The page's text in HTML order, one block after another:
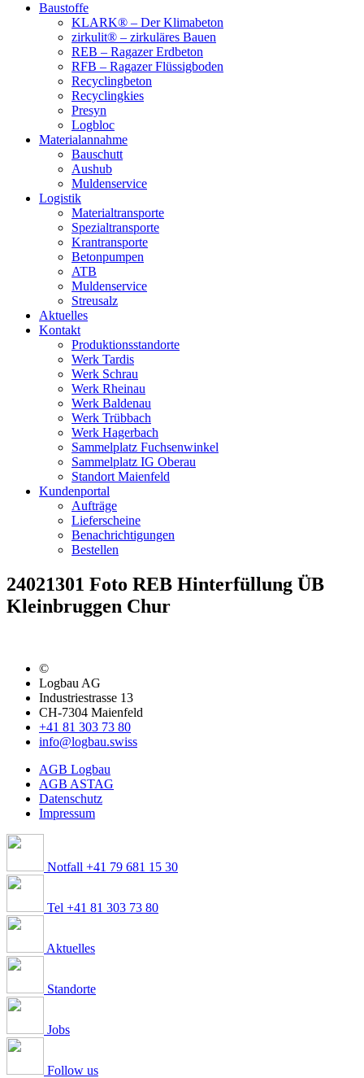
Baustoffe
KLARK® – Der Klimabeton
zirkulit® – zirkuläres Bauen
REB – Ragazer Erdbeton
RFB – Ragazer Flüssigboden
Recyclingbeton
Recyclingkies
Presyn
Logbloc
Materialannahme
Bauschutt
Aushub
Muldenservice
Logistik
Materialtransporte
Spezialtransporte
Krantransporte
Betonpumpen
ATB
Muldenservice
Streusalz
Aktuelles
Kontakt
Produktionsstandorte
Werk Tardis
Werk Schrau
Werk Rheinau
Werk Baldenau
Werk Trübbach
Werk Hagerbach
Sammelplatz Fuchsenwinkel
Sammelplatz IG Oberau
Standort Maienfeld
Kundenportal
Aufträge
Lieferscheine
Benachrichtigungen
Bestellen
24021301 Foto REB Hinterfüllung ÜB
Kleinbruggen Chur
©
Logbau AG
Industriestrasse 13
CH-7304 Maienfeld
+41 81 303 73 80
info@logbau.swiss
AGB Logbau
AGB ASTAG
Datenschutz
Impressum
Notfall +41 79 681 15 30
Tel +41 81 303 73 80
Aktuelles
Standorte
Jobs
Follow us